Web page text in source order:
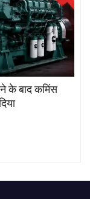
के बाद कमिंस